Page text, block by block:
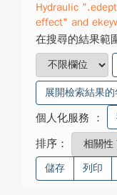
Hydraulic
effect" and
在搜尋的結果範
展開檢索結果
個人化服務 ：
排序：
儲存 列印